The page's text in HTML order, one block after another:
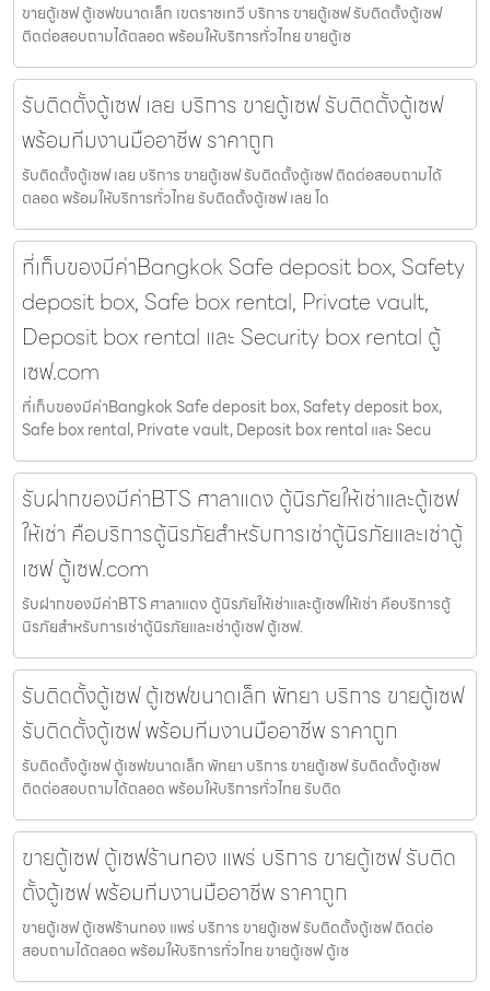
ขายตู้เซฟ ตู้เซฟขนาดเล็ก เขตราชเทวี บริการ ขายตู้เซฟ รับติดตั้งตู้เซฟ
ติดต่อสอบถามได้ตลอด พร้อมให้บริการทั่วไทย ขายตู้เซ
รับติดตั้งตู้เซฟ เลย บริการ ขายตู้เซฟ รับติดตั้งตู้เซฟ
พร้อมทีมงานมืออาชีพ ราคาถูก
รับติดตั้งตู้เซฟ เลย บริการ ขายตู้เซฟ รับติดตั้งตู้เซฟ ติดต่อสอบถามได้
ตลอด พร้อมให้บริการทั่วไทย รับติดตั้งตู้เซฟ เลย โด
ที่เก็บของมีค่าBangkok Safe deposit box, Safety
deposit box, Safe box rental, Private vault,
Deposit box rental และ Security box rental ตู้
เซฟ.com
ที่เก็บของมีค่าBangkok Safe deposit box, Safety deposit box,
Safe box rental, Private vault, Deposit box rental และ Secu
รับฝากของมีค่าBTS ศาลาแดง ตู้นิรภัยให้เช่าและตู้เซฟ
ให้เช่า คือบริการตู้นิรภัยสำหรับการเช่าตู้นิรภัยและเช่าตู้
เซฟ ตู้เซฟ.com
รับฝากของมีค่าBTS ศาลาแดง ตู้นิรภัยให้เช่าและตู้เซฟให้เช่า คือบริการตู้
นิรภัยสำหรับการเช่าตู้นิรภัยและเช่าตู้เซฟ ตู้เซฟ.
รับติดตั้งตู้เซฟ ตู้เซฟขนาดเล็ก พัทยา บริการ ขายตู้เซฟ
รับติดตั้งตู้เซฟ พร้อมทีมงานมืออาชีพ ราคาถูก
รับติดตั้งตู้เซฟ ตู้เซฟขนาดเล็ก พัทยา บริการ ขายตู้เซฟ รับติดตั้งตู้เซฟ
ติดต่อสอบถามได้ตลอด พร้อมให้บริการทั่วไทย รับติด
ขายตู้เซฟ ตู้เซฟร้านทอง แพร่ บริการ ขายตู้เซฟ รับติด
ตั้งตู้เซฟ พร้อมทีมงานมืออาชีพ ราคาถูก
ขายตู้เซฟ ตู้เซฟร้านทอง แพร่ บริการ ขายตู้เซฟ รับติดตั้งตู้เซฟ ติดต่อ
สอบถามได้ตลอด พร้อมให้บริการทั่วไทย ขายตู้เซฟ ตู้เซ